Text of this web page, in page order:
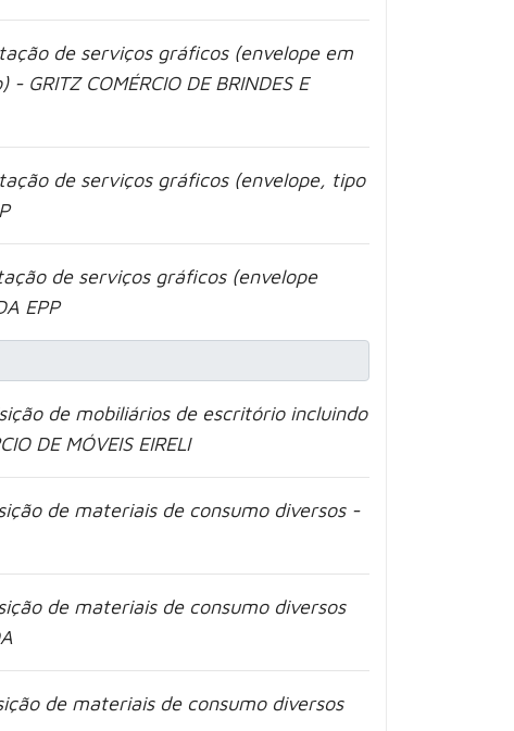
de serviços gráficos (envelope em
- GRITZ COMÉRCIO DE BRINDES E
de serviços gráficos (envelope, tipo
de serviços gráficos (envelope
EPP
de mobiliários de escritório incluindo
DE MÓVEIS EIRELI
de materiais de consumo diversos -
de materiais de consumo diversos
de materiais de consumo diversos